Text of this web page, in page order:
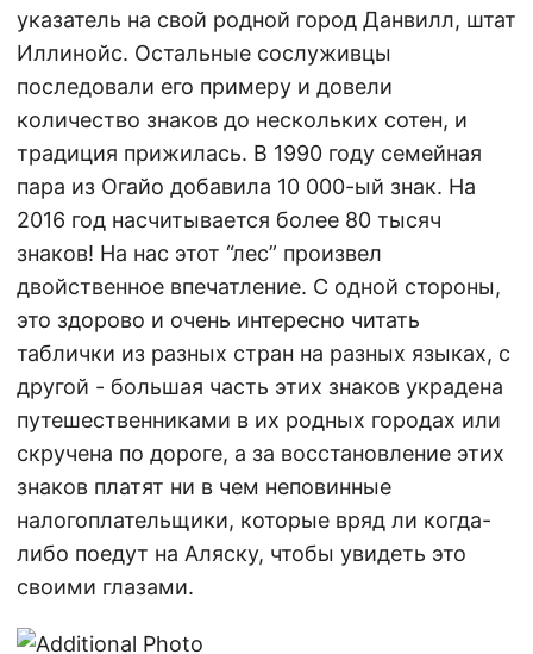
указатель на свой родной город Данвилл, штат
Иллинойс. Остальные сослуживцы
последовали его примеру и довели
количество знаков до нескольких сотен, и
традиция прижилась. В 1990 году семейная
пара из Огайо добавила 10 000-ый знак. На
2016 год насчитывается более 80 тысяч
знаков! На нас этот “лес” произвел
двойственное впечатление. С одной стороны,
это здорово и очень интересно читать
таблички из разных стран на разных языках, с
другой - большая часть этих знаков украдена
путешественниками в их родных городах или
скручена по дороге, а за восстановление этих
знаков платят ни в чем неповинные
налогоплательщики, которые вряд ли когда-
либо поедут на Аляску, чтобы увидеть это
своими глазами.